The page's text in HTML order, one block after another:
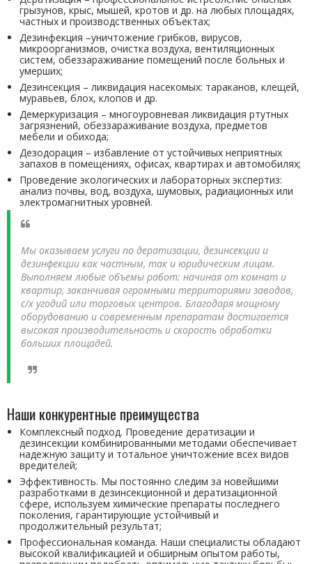
грызунов, крыс, мышей, кротов и др. на любых площадях,
частных и производственных объектах;
Дезинфекция –уничтожение грибков, вирусов,
микроорганизмов, очистка воздуха, вентиляционных
систем, обеззараживание помещений после больных и
умерших;
Дезинсекция – ликвидация насекомых: тараканов, клещей,
муравьев, блох, клопов и др.
Демеркуризация – многоуровневая ликвидация ртутных
загрязнений, обеззараживание воздуха, предметов
мебели и обихода;
Дезодорация – избавление от устойчивых неприятных
запахов в помещениях, офисах, квартирах и автомобилях;
Проведение экологических и лабораторных экспертиз:
анализ почвы, вод, воздуха, шумовых, радиационных или
электромагнитных уровней.
Мы оказываем услуги по дератизации, дезинсекции и
дезинфекции как частным, так и юридическим лицам.
Выполняем любые объемы работ: начиная от комнат и
квартир, заканчивая огромными территориями заводов,
с/х угодий или торговых центров. Благодаря мощному
оборудованию и современным препаратам достигается
высокая производительность и скорость обработки
больших площадей.
Наши конкурентные преимущества
Комплексный подход. Проведение дератизации и
дезинсекции комбинированными методами обеспечивает
надежную защиту и тотальное уничтожение всех видов
вредителей;
Эффективность. Мы постоянно следим за новейшими
разработками в дезинсекционной и дератизационной
сфере, используем химические препараты последнего
поколения, гарантирующие устойчивый и
продолжительный результат;
Профессиональная команда. Наши специалисты обладают
высокой квалификацией и обширным опытом работы,